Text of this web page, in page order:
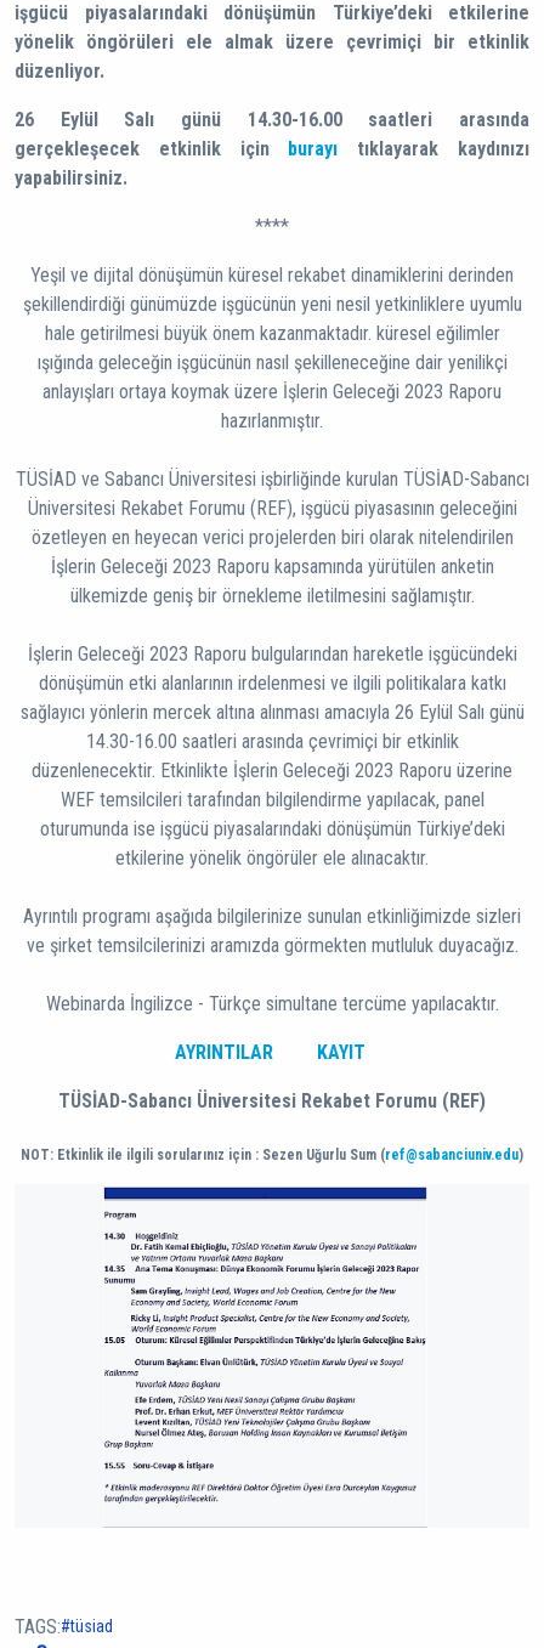
işgücü piyasalarındaki dönüşümün Türkiye’deki etkilerine
yönelik öngörüleri ele almak üzere çevrimiçi bir etkinlik
düzenliyor.
26 Eylül Salı günü 14.30-16.00 saatleri arasında
gerçekleşecek etkinlik için burayı tıklayarak kaydınızı
yapabilirsiniz.
****
Yeşil ve dijital dönüşümün küresel rekabet dinamiklerini derinden
şekillendirdiği günümüzde işgücünün yeni nesil yetkinliklere uyumlu
hale getirilmesi büyük önem kazanmaktadır. küresel eğilimler
ışığında geleceğin işgücünün nasıl şekilleneceğine dair yenilikçi
anlayışları ortaya koymak üzere İşlerin Geleceği 2023 Raporu
hazırlanmıştır.
TÜSİAD ve Sabancı Üniversitesi işbirliğinde kurulan TÜSİAD-Sabancı
Üniversitesi Rekabet Forumu (REF), işgücü piyasasının geleceğini
özetleyen en heyecan verici projelerden biri olarak nitelendirilen
İşlerin Geleceği 2023 Raporu kapsamında yürütülen anketin
ülkemizde geniş bir örnekleme iletilmesini sağlamıştır.
İşlerin Geleceği 2023 Raporu bulgularından hareketle işgücündeki
dönüşümün etki alanlarının irdelenmesi ve ilgili politikalara katkı
sağlayıcı yönlerin mercek altına alınması amacıyla 26 Eylül Salı günü
14.30-16.00 saatleri arasında çevrimiçi bir etkinlik
düzenlenecektir. Etkinlikte İşlerin Geleceği 2023 Raporu üzerine
WEF temsilcileri tarafından bilgilendirme yapılacak, panel
oturumunda ise işgücü piyasalarındaki dönüşümün Türkiye’deki
etkilerine yönelik öngörüler ele alınacaktır.
Ayrıntılı programı aşağıda bilgilerinize sunulan etkinliğimizde sizleri
ve şirket temsilcilerinizi aramızda görmekten mutluluk duyacağız.
Webinarda İngilizce - Türkçe simultane tercüme yapılacaktır.
AYRINTILAR KAYIT
TÜSİAD-Sabancı Üniversitesi Rekabet Forumu (REF)
NOT: Etkinlik ile ilgili sorularınız için : Sezen Uğurlu Sum (ref@sabanciuniv.edu)
TAGS: tüsi̇ad